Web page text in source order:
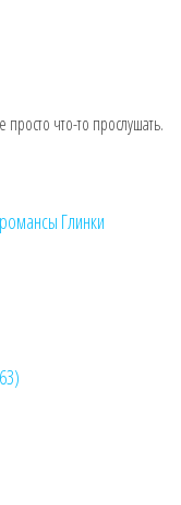
что-то прослушать.
Глинки